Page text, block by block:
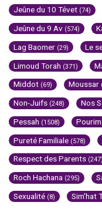
Jeûne du 10 Tévet (74)
Jeûne du 9 Av (574)
Lag Baomer (29) Le
Limoud Torah (371)
Middot (69) Moussar
Non-Juifs (248) Nos
Pessah (1508) Pourim
Pureté Familiale (578)
Respect des Parents (247)
Roch Hachana (295)
Sexualité (8) Sim'hat